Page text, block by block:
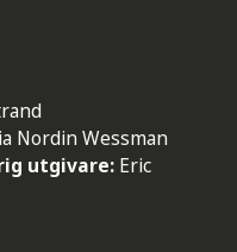
Nordin Wessman
utgivare: Eric